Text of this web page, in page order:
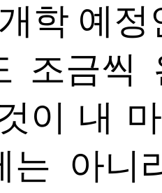
학 예
조금씩
이 내
는 아니